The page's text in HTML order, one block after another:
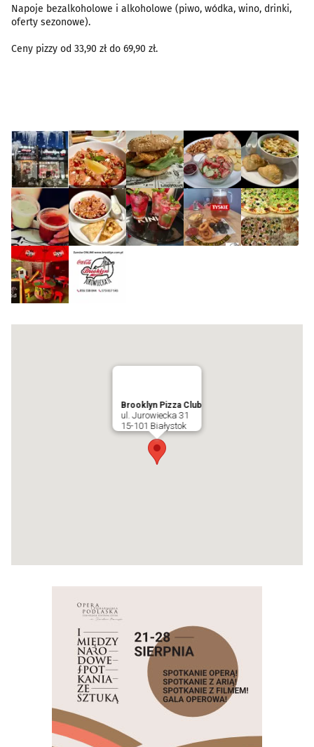
Napoje bezalkoholowe i alkoholowe (piwo, wódka, wino, drinki,
oferty sezonowe).
Ceny pizzy od 33,90 zł do 69,90 zł.
Brooklyn Pizza Club
ul. Jurowiecka 31
15-101 Białystok